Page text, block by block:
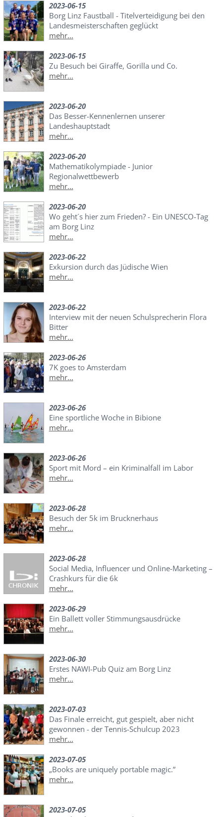
2023-06-15
Borg Linz Faustball - Titelverteidigung bei den
Landesmeisterschaften geglückt
mehr...
2023-06-15
Zu Besuch bei Giraffe, Gorilla und Co.
mehr...
2023-06-20
Das Besser-Kennenlernen unserer
Landeshauptstadt
mehr...
2023-06-20
Mathematikolympiade - Junior
Regionalwettbewerb
mehr...
2023-06-20
Wo geht´s hier zum Frieden? - Ein UNESCO-Tag
am Borg Linz
mehr...
2023-06-22
Exkursion durch das Jüdische Wien
mehr...
2023-06-22
Interview mit der neuen Schulsprecherin Flora
Bitter
mehr...
2023-06-26
7K goes to Amsterdam
mehr...
2023-06-26
Eine sportliche Woche in Bibione
mehr...
2023-06-26
Sport mit Mord – ein Kriminalfall im Labor
mehr...
2023-06-28
Besuch der 5k im Brucknerhaus
mehr...
2023-06-28
Social Media, Influencer und Online-Marketing –
Crashkurs für die 6k
mehr...
2023-06-29
Ein Ballett voller Stimmungsausdrücke
mehr...
2023-06-30
Erstes NAWI-Pub Quiz am Borg Linz
mehr...
2023-07-03
Das Finale erreicht, gut gespielt, aber nicht
gewonnen - der Tennis-Schulcup 2023
mehr...
2023-07-05
„Books are uniquely portable magic.”
mehr...
2023-07-05